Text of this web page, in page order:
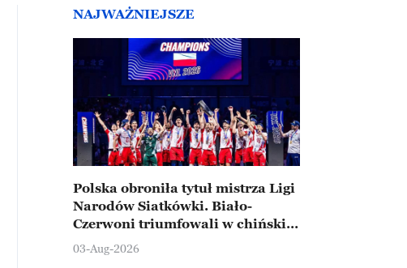
NAJWAŻNIEJSZE
Polska obroniła tytuł mistrza Ligi
Narodów Siatkówki. Biało-
Czerwoni triumfowali w chińskim
Ningbo
03-Aug-2026